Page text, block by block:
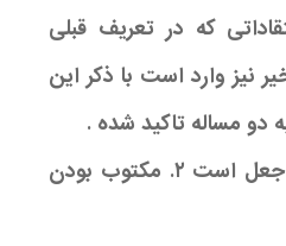
که در تعریف قبلی
نیز وارد است با ذکر این
دو مساله تاکید شده .
۱.دروغ بودن رکن جرم جعل است ۲. مکتوب بودن